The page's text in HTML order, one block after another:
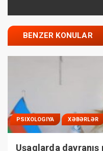
BENZER KONULAR
PSIXOLOGIYA XƏBƏRLƏR
Uşaqlarda